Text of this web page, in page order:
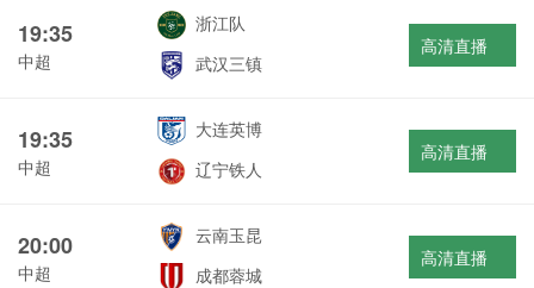
19:35
中超
浙江队
武汉三镇
高清直播
19:35
中超
大连英博
辽宁铁人
高清直播
20:00
中超
云南玉昆
成都蓉城
高清直播